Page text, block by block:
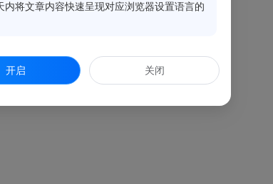
内将文章内容快速呈现对应浏览器设置语言的
开启 关闭